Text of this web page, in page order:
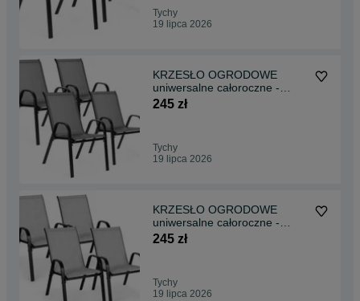
Tychy
19 lipca 2026
KRZESŁO OGRODOWE
uniwersalne całoroczne -
komplet 4 szt. SZARE
245 zł
Tychy
19 lipca 2026
KRZESŁO OGRODOWE
uniwersalne całoroczne -
komplet 4 szt. JASNOSZARE
245 zł
Tychy
19 lipca 2026